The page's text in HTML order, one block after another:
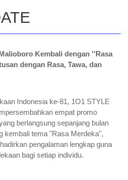
Kembali dengan ''Rasa
dengan Rasa, Tawa, dan
Indonesia ke-81, 1O1 STYLE
empat promo
berlangsung sepanjang bulan
kembali tema "Rasa Merdeka",
pengalaman lengkap guna
bagi setiap individu.